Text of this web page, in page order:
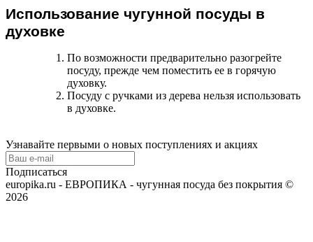
Использование чугунной посуды в
духовке
По возможности предварительно разогрейте
посуду, прежде чем поместить ее в горячую
духовку.
Посуду с ручками из дерева нельзя использовать
в духовке.
Узнавайте первыми о новых поступлениях и акциях
Подписаться
europika.ru - ЕВРОПИКА - чугунная посуда без покрытия ©
2026